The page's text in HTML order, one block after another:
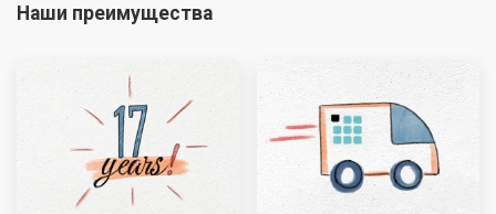
Наши преимущества